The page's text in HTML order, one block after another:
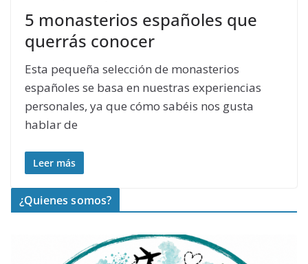
5 monasterios españoles que
querrás conocer
Esta pequeña selección de monasterios
españoles se basa en nuestras experiencias
personales, ya que cómo sabéis nos gusta
hablar de
Leer más
¿Quienes somos?